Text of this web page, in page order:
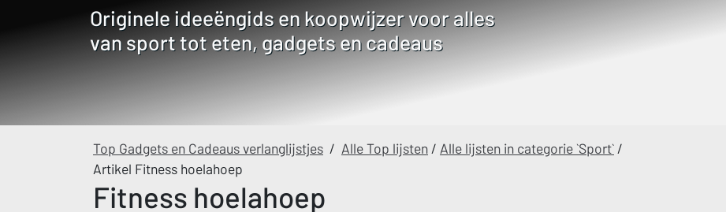
Originele ideeëngids en koopwijzer voor alles
van sport tot eten, gadgets en cadeaus
Top Gadgets en Cadeaus verlanglijstjes / Alle Top lijsten / Alle lijsten in categorie `Sport` /
Artikel Fitness hoelahoep
Fitness hoelahoep